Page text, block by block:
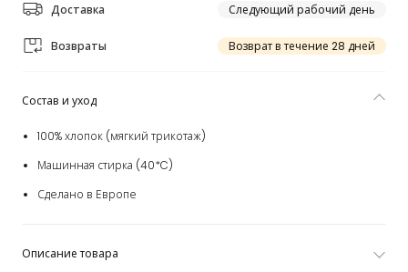
Доставка Следующий рабочий день
Возвраты Возврат в течение 28 дней
Состав и уход
100% хлопок (мягкий трикотаж)
Машинная стирка (40*C)
Сделано в Европе
Описание товара